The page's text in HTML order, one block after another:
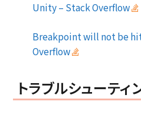
Unity – Stack Overflow
Breakpoint will not be
Overflow
トラブルシューティ